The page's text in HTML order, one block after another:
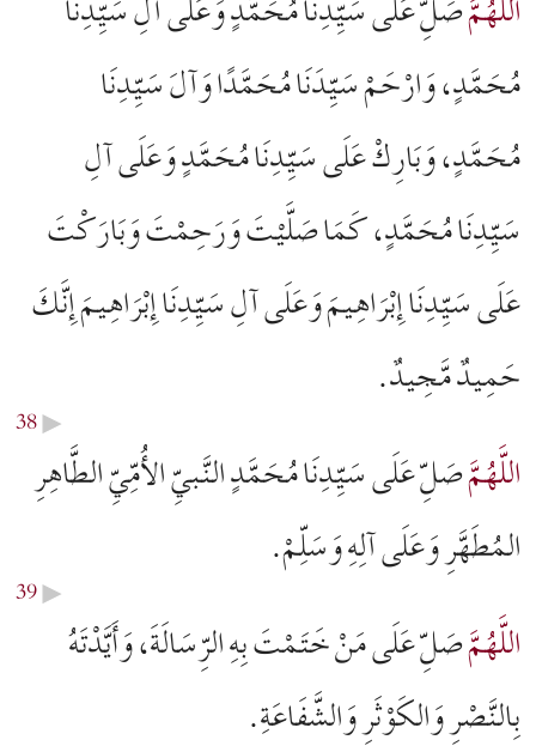
مُحَمَّدٍ، وَارْحَمْ سَیِّدَنَا مُحَمَّدًا وَآلَ سَيِّدِنَا
مُحَمَّدٍ، وَبَارِكْ عَلَى سَيِّدِنَا مُحَمَّدٍ وَعَلَى آلِ
سَيِّدِنَا مُحَمَّدٍ، كَمَا صَلَّيْتَ وَرَحِمْتَ وَبَارَكْتَ
عَلَى سَيِّدِنَا إِبْرَاهِيمَ وَعَلَى آلِ سَيِّدِنَا إِبْرَاهِيمَ إِنَّكَ
حَمِيدٌ مَّجِيدٌ.
38▶︎
اللَّهُمَّصَلِّ عَلَى سَيِّدِنَا مُحَمَّدٍ النَّبيِّ الأُمِّيِّ الطَّاهِرِ
المُطَهَّرِ وَعَلَى آلِهِ وَسَلِّمْ.
39▶︎
اللَّهُمَّصَلِّ عَلَى مَنْ خَتَمْتَ بِهِ الرِّسَالَةَ، وَأَيَّدْتَهُ
بِالنَّصْرِ وَالكَوْثَرِ وَالشَّفَاعَةِ.